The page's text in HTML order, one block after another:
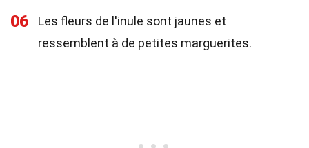
06
Les fleurs de l'inule sont jaunes et
ressemblent à de petites marguerites.